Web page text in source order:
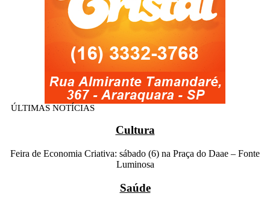
ÚLTIMAS NOTÍCIAS
Cultura
Feira de Economia Criativa: sábado (6) na Praça do Daae – Fonte
Luminosa
Saúde